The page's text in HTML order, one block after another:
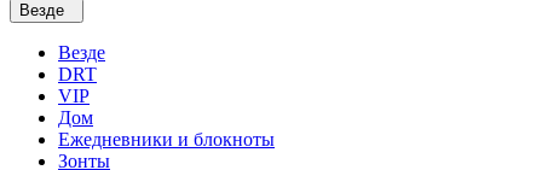
Везде
Везде
DRT
VIP
Дом
Ежедневники и блокноты
Зонты